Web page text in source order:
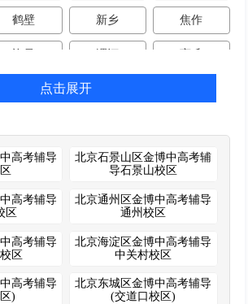
鹤壁 新乡 焦作
成都 西安 东莞
中山 襄阳
点击展开
高考辅导
北京石景山区金博中高考辅
导石景山校区
高考辅导
区
北京通州区金博中高考辅导
通州校区
高考辅导
区
北京海淀区金博中高考辅导
中关村校区
高考辅导
)
北京东城区金博中高考辅导
(交道口校区)